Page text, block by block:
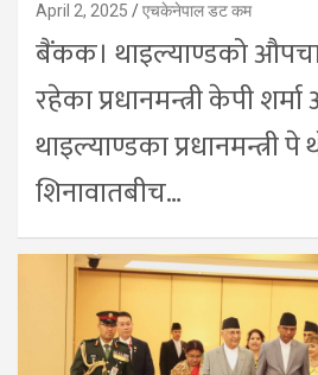
April 2, 2025 एचकेनेपाल डट कम
बैंकक। थाइल्याण्डको
रहेका प्रधानमन्त्री केपी
थाइल्याण्डका प्रधानमन्त्री पे
शिनावातबीच…